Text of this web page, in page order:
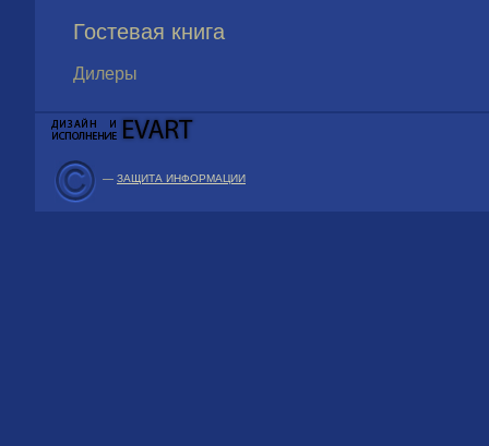
Гостевая книга
Дилеры
— ЗАЩИТА ИНФОРМАЦИИ